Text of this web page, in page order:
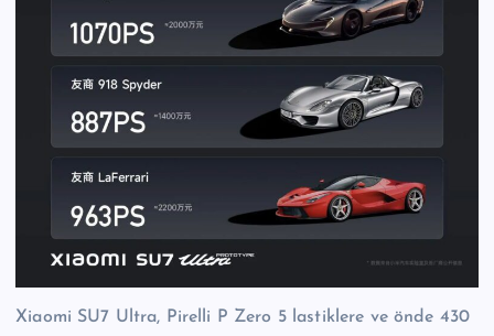
Xiaomi SU7 Ultra, Pirelli P Zero 5 lastiklere ve önde 430